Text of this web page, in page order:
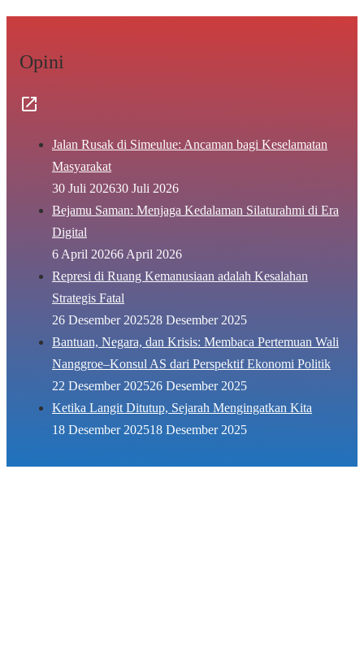
Opini
Jalan Rusak di Simeulue: Ancaman bagi Keselamatan
Masyarakat
30 Juli 202630 Juli 2026
Bejamu Saman: Menjaga Kedalaman Silaturahmi di Era
Digital
6 April 20266 April 2026
Represi di Ruang Kemanusiaan adalah Kesalahan
Strategis Fatal
26 Desember 202528 Desember 2025
Bantuan, Negara, dan Krisis: Membaca Pertemuan Wali
Nanggroe–Konsul AS dari Perspektif Ekonomi Politik
22 Desember 202526 Desember 2025
Ketika Langit Ditutup, Sejarah Mengingatkan Kita
18 Desember 202518 Desember 2025